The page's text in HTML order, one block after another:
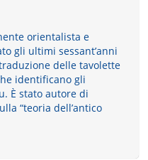
orientalista e
gli ultimi sessant’anni
delle tavolette
identificano gli
È stato autore di
“teoria dell’antico